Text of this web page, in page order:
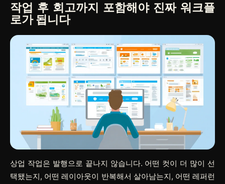
작업 후 회고까지 포함해야 진짜 워크플
로가 됩니다
상업 작업은 발행으로 끝나지 않습니다. 어떤 컷이 더 많이 선
택됐는지, 어떤 레이아웃이 반복해서 살아남는지, 어떤 레퍼런